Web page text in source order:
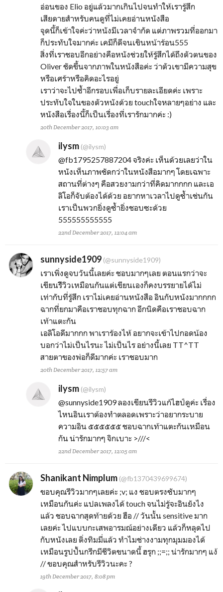
อ่อนของ Elio อยู่แล้วมากเกินไปจนทำให้เรารู้สึก
เสียดายสำหรับคนดูที่ไม่เคยอ่านหนังสือ
จุดนี้ก็เข้าใจค่ะว่าหนังมีเวลาจำกัด แต่ภาพรวมที่ออกมา
ก็ประทับใจมากค่ะ เคมีก็ดีจนเขินหน้าร้อน555
สิ่งที่เราชอบอีกอย่างคือหนังช่วยให้รู้สึกได้ถึงตัวตนของ
Oliver ชัดขึ้นจากภาพในหนังสือค่ะ ว่าตัวเขามีความสุข
หรือเศร้าหรือคิดอะไรอยู่
เราว่าจะไปซ้ำอีกรอบเพื่อเก็บรายละเอียดค่ะ เพราะ
ประทับใจในของตัวหนังด้วย touchใจหลายๆอย่าง และ
หนังสือเรื่องนี้ก็เป็นเรื่องที่เรารักมากค่ะ :)
20th December 2017, 10:03 am
ilysm(@ilysm)
@fb1795257887204จริงค่ะ เห็นด้วยเลยว่าใน
หนังเห็นภาพชัดกว่าในหนังสือมากๆ โดยเฉพาะ
สถานที่ต่างๆ คือสวยงามกว่าที่คิดมากกกก และเอ
ลิโอก็จับต้องได้ด้วย อยากหาเวลาไปดูซ้ำเช่นกัน
เราเป็นพวกยิ่งดูซ้ำยิ่งชอบซะด้วย
555555555555
22nd December 2017, 12:04 am
sunnyside1909 (@sunnyside1909)
เราเพิ่งดูจบวันนี้เลยค่ะ ชอบมากๆเลย ตอนแรกว่าจะ
เขียนรีิวิวเหมือนกันแต่เขียนเองก็คงบรรยายได้ไม่
เท่ากับที่รู้สึก เราไม่เคยอ่านหนังสือ อินกับหนังมากกกก
ฉากที่ยกมาคือเราชอบทุกฉาก อีกนิดคือเราชอบฉาก
เท้าแตะกัน
เอลิโอดีมากกก พาเราร้องไห้ อยากจะเข้าไปกอดน้อง
บอกว่าไม่เป็นไรนะ ไม่เป็นไร อย่างนี้เลย TT^TT
สายตาของพ่อก็ดีมากค่ะ เราชอบมาก
20th December 2017, 12:57 am
ilysm(@ilysm)
@sunnyside1909ลองเขียนรีวิวแก้ไฮป์ดูค่ะ เรื่อง
ไหนอินเราต้องทำตลอดเพราะว่าอยากระบาย
ความอิน ๕๕๕๕๕๕ ชอบฉากเท้าแตะกันเหมือน
กัน น่ารักมากๆ จิกเบาะ >///<
22nd December 2017, 12:05 am
Shanikant Nimplum (@fb1370439699674)
ขอบคุณรีวิวมากๆเลยค่ะ ;v; แง ชอบตรงซับมากๆ
เหมือนกันค่ะ แปลเพลงได้ touch จนไม่รู้จะอินยังไง
แล้ว ชอบฉากสุดท้ายด้วย ฮือ // วันนั้น sensitive มาก
เลยค่ะ ไปแบบกะเสพอารมณ์อย่างเดียว แล้วก็หลุดไป
กับหนังเลย ติ่งทิมมี่แล้ว ทำไมช่างงามทุกมุมมองได้
เหมือนรูปปั้นกรีกมีชีวิตขนาดนี้ ฮรุก ;;=;; น่ารักมากๆ แง้
// ขอบคุณสำหรับรีวิวนะคะ ?
19th December 2017, 8:08 pm